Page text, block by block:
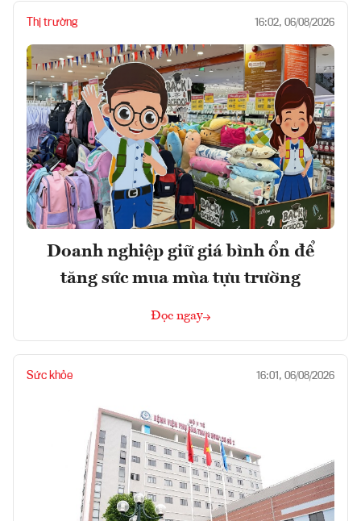
Thị trường 16:02, 06/08/2026
Doanh nghiệp giữ giá bình ổn để
tăng sức mua mùa tựu trường
Đọc ngay
Sức khỏe 16:01, 06/08/2026